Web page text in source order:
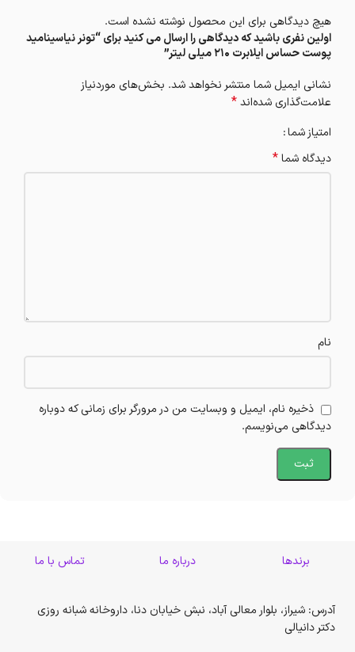
هیچ دیدگاهی برای این محصول نوشته نشده است.
اولین نفری باشید که دیدگاهی را ارسال می کنید برای “تونر نیاسینامید
پوست حساس ایلابرت 210 میلی لیتر”
نشانی ایمیل شما منتشر نخواهد شد. بخش‌های موردنیاز
علامت‌گذاری شده‌اند*
امتیاز شما
دیدگاه شما*
نام
ذخیره نام، ایمیل و وبسایت من در مرورگر برای زمانی که دوباره
دیدگاهی می‌نویسم.
برندها درباره ما تماس با ما
آدرس: شیراز، بلوار معالی آباد، نبش خیابان دنا، داروخانه شبانه روزی
دکتر دانیالی